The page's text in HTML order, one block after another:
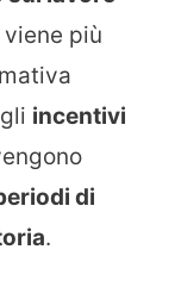
più
incentivi
di
.